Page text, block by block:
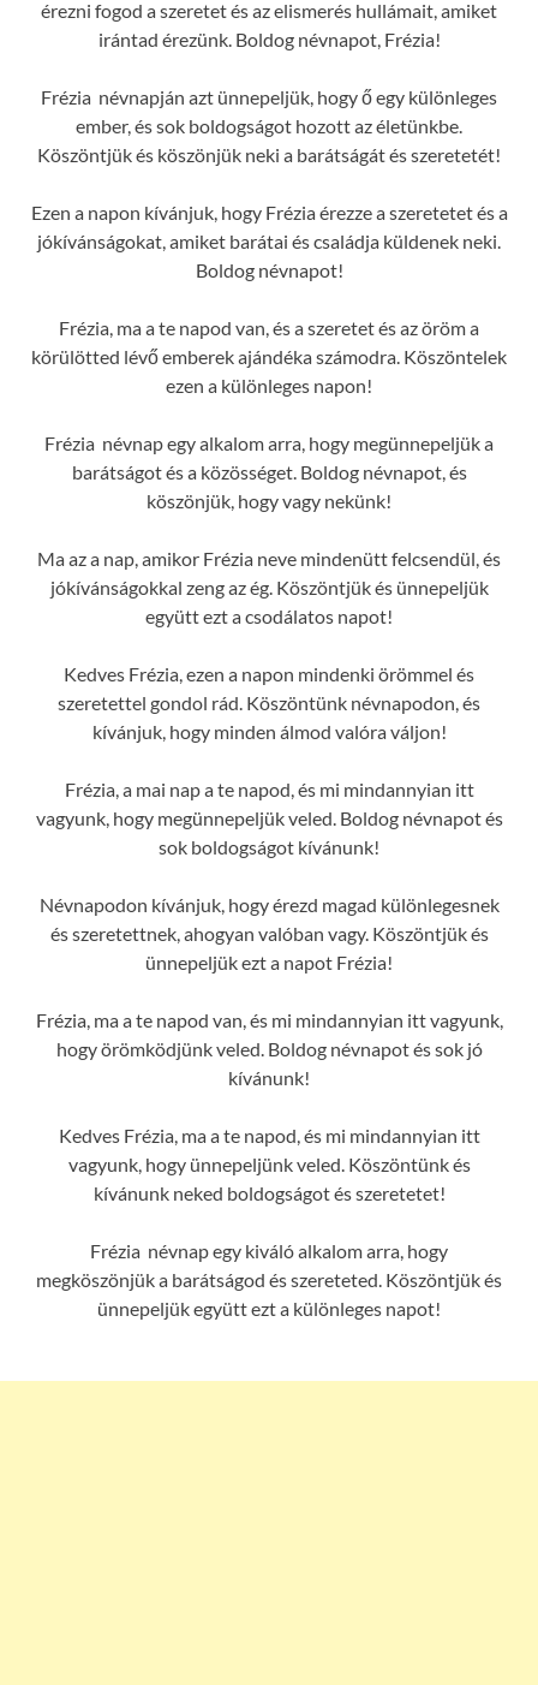
érezni fogod a szeretet és az elismerés hullámait, amiket
irántad érezünk. Boldog névnapot, Frézia!
Frézia névnapján azt ünnepeljük, hogy ő egy különleges
ember, és sok boldogságot hozott az életünkbe.
Köszöntjük és köszönjük neki a barátságát és szeretetét!
Ezen a napon kívánjuk, hogy Frézia érezze a szeretetet és a
jókívánságokat, amiket barátai és családja küldenek neki.
Boldog névnapot!
Frézia, ma a te napod van, és a szeretet és az öröm a
körülötted lévő emberek ajándéka számodra. Köszöntelek
ezen a különleges napon!
Frézia névnap egy alkalom arra, hogy megünnepeljük a
barátságot és a közösséget. Boldog névnapot, és
köszönjük, hogy vagy nekünk!
Ma az a nap, amikor Frézia neve mindenütt felcsendül, és
jókívánságokkal zeng az ég. Köszöntjük és ünnepeljük
együtt ezt a csodálatos napot!
Kedves Frézia, ezen a napon mindenki örömmel és
szeretettel gondol rád. Köszöntünk névnapodon, és
kívánjuk, hogy minden álmod valóra váljon!
Frézia, a mai nap a te napod, és mi mindannyian itt
vagyunk, hogy megünnepeljük veled. Boldog névnapot és
sok boldogságot kívánunk!
Névnapodon kívánjuk, hogy érezd magad különlegesnek
és szeretettnek, ahogyan valóban vagy. Köszöntjük és
ünnepeljük ezt a napot Frézia!
Frézia, ma a te napod van, és mi mindannyian itt vagyunk,
hogy örömködjünk veled. Boldog névnapot és sok jó
kívánunk!
Kedves Frézia, ma a te napod, és mi mindannyian itt
vagyunk, hogy ünnepeljünk veled. Köszöntünk és
kívánunk neked boldogságot és szeretetet!
Frézia névnap egy kiváló alkalom arra, hogy
megköszönjük a barátságod és szereteted. Köszöntjük és
ünnepeljük együtt ezt a különleges napot!